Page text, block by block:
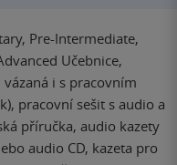
Pre-Intermediate,
Učebnice,
i s pracovním
pracovní sešit s audio a
příručka, audio kazety
audio CD, kazeta pro